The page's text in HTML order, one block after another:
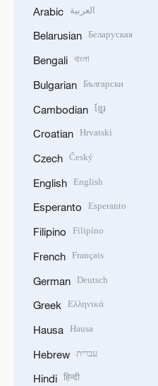
Arabic العربية
Belarusian Беларуская
Bengali বাংলা
Bulgarian Български
Cambodian ខ្មែរ
Croatian Hrvatski
Czech Český
English English
Esperanto Esperanto
Filipino Filipino
French Français
German Deutsch
Greek Ελληνικά
Hausa Hausa
Hebrew עברית
Hindi हिन्दी